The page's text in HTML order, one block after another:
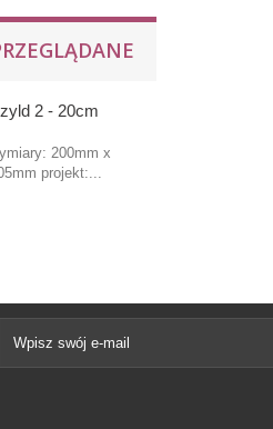
2 - 20cm
200mm x
projekt:...